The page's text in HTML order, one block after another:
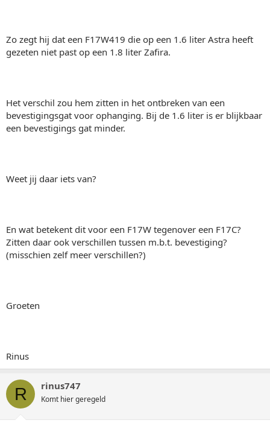
Zo zegt hij dat een F17W419 die op een 1.6 liter Astra heeft
gezeten niet past op een 1.8 liter Zafira.
Het verschil zou hem zitten in het ontbreken van een
bevestigingsgat voor ophanging. Bij de 1.6 liter is er blijkbaar
een bevestigings gat minder.
Weet jij daar iets van?
En wat betekent dit voor een F17W tegenover een F17C?
Zitten daar ook verschillen tussen m.b.t. bevestiging?
(misschien zelf meer verschillen?)
Groeten
Rinus
R rinus747
Komt hier geregeld